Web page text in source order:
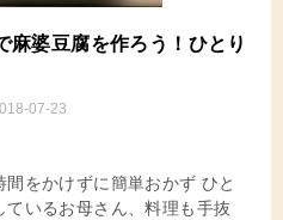
婆豆腐を作ろう！ひとり
07-23
をかけずに簡単おかず ひと
ているお母さん、料理も手抜